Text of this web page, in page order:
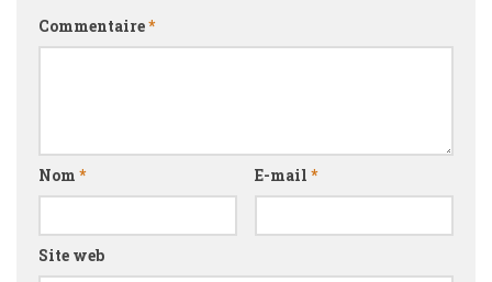
Commentaire*
Nom * E-mail *
Site web